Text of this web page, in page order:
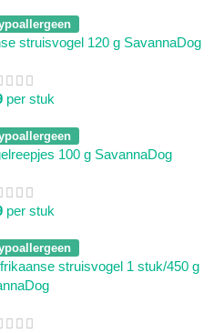
struisvogel 120 g SavannaDog
per stuk
100 g SavannaDog
per stuk
struisvogel 1 stuk/450 g